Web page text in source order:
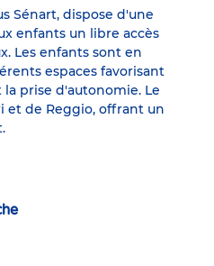
Sénart, dispose d'une
enfants un libre accès
Les enfants sont en
espaces favorisant
prise d'autonomie. Le
et de Reggio, offrant un